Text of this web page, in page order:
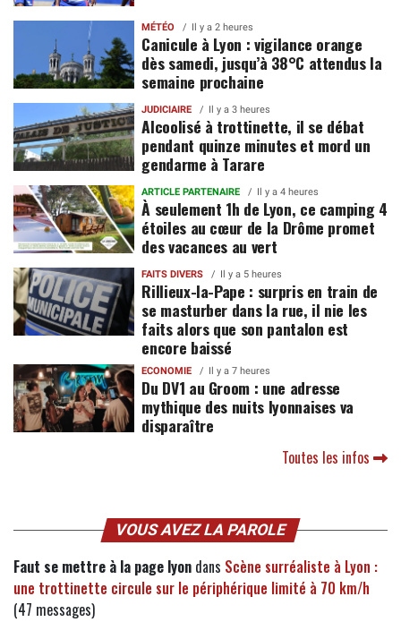
MÉTÉO Il y a 2 heures
Canicule à Lyon : vigilance orange
dès samedi, jusqu’à 38°C attendus la
semaine prochaine
JUDICIAIRE Il y a 3 heures
Alcoolisé à trottinette, il se débat
pendant quinze minutes et mord un
gendarme à Tarare
ARTICLE PARTENAIRE Il y a 4 heures
À seulement 1h de Lyon, ce camping 4
étoiles au cœur de la Drôme promet
des vacances au vert
FAITS DIVERS Il y a 5 heures
Rillieux-la-Pape : surpris en train de
se masturber dans la rue, il nie les
faits alors que son pantalon est
encore baissé
ECONOMIE Il y a 7 heures
Du DV1 au Groom : une adresse
mythique des nuits lyonnaises va
disparaître
Toutes les infos
VOUS AVEZ LA PAROLE
Faut se mettre à la page lyon dans Scène surréaliste à Lyon :
une trottinette circule sur le périphérique limité à 70 km/h
(47 messages)